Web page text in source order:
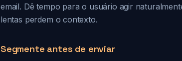
email. Dê tempo para o usuário agir
lentas perdem o contexto.
Segmente antes de enviar